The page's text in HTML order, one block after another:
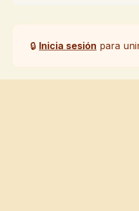
🔒 Inicia sesión para